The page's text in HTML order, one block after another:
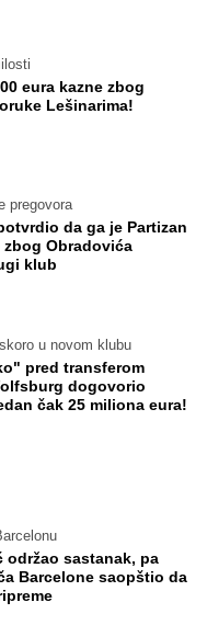
eura kazne zbog
Lešinarima!
pregovora
da ga je Partizan
zbog Obradovića
klub
u novom klubu
pred transferom
dogovorio
čak 25 miliona eura!
održao sastanak, pa
Barcelone saopštio da